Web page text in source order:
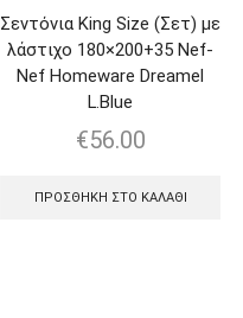
Σεντόνια King Size (Σετ) με
λάστιχο 180×200+35 Nef-
Nef Homeware Dreamel
L.Blue
€56.00
ΠΡΟΣΘΉΚΗ ΣΤΟ ΚΑΛΆΘΙ